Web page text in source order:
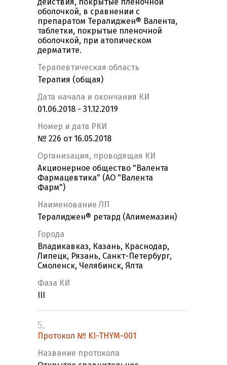
действия, покрытые пленочной
оболочкой, в сравнении с
препаратом Тералиджен® Валента,
таблетки, покрытые пленочной
оболочкой, при атопическом
дерматите.
Терапевтическая область
Терапия (общая)
Дата начала и окончания КИ
01.06.2018 - 31.12.2019
Номер и дата РКИ
№ 226 от 16.05.2018
Организация, проводящая КИ
Акционерное общество "Валента
Фармацевтика" (АО "Валента
Фарм")
Наименование ЛП
Тералиджен® ретард (Алимемазин)
Города
Владикавказ, Казань, Краснодар,
Липецк, Рязань, Санкт-Петербург,
Смоленск, Челябинск, Ялта
Фаза КИ
5.
Протокол № KI-THYM-001
Название протокола